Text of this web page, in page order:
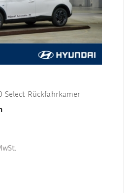
Select Rückfahrkamer